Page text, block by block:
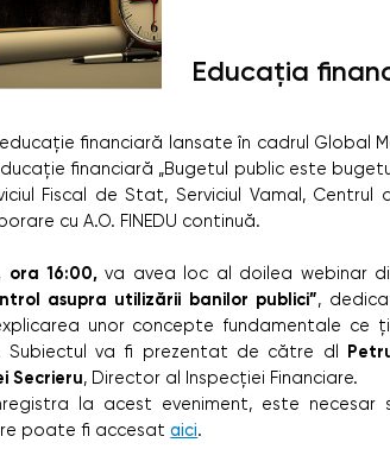
Educația
financiară lansate în cadrul Global
financiară „Bugetul public este
Fiscal de Stat, Serviciul Vamal,
cu A.O. FINEDU continuă.
ora 16:00, va avea loc al doilea webinar
asupra utilizării banilor publici”,
unor concepte fundamentale ce
Subiectul va fi prezentat de către dl
Secrieru, Director al Inspecției Financiare.
la acest eveniment, este
poate fi accesataici.